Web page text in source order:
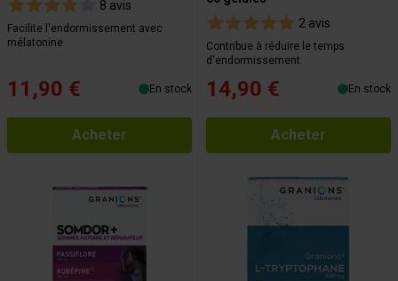
8 avis
Facilite l'endormissement avec
mélatonine
11,90 € En stock
Acheter
2 avis
Contribue à réduire le temps
d'endormissement.
14,90 € En stock
Acheter